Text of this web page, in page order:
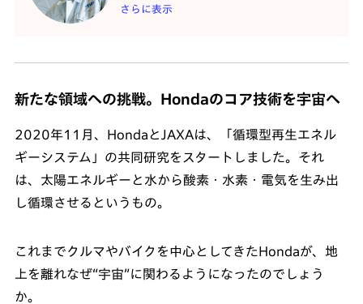
さらに表示
新たな領域への挑戦。Hondaのコア技術を宇宙へ
2020年11月、HondaとJAXAは、「循環型再生エネル
ギーシステム」の共同研究をスタートしました。それ
は、太陽エネルギーと水から酸素・水素・電気を生み出
し循環させるというもの。
これまでクルマやバイクを中心としてきたHondaが、地
上を離れなぜ“宇宙”に関わるようになったのでしょう
か。